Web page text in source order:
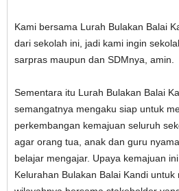
Kami bersama Lurah Bulakan Balai
dari sekolah ini, jadi kami ingin
sarpras maupun dan SDMnya, amin.
Sementara itu Lurah Bulakan Balai
semangatnya mengaku siap untuk
perkembangan kemajuan seluruh
agar orang tua, anak dan guru
belajar mengajar. Upaya kemajuan
Kelurahan Bulakan Balai Kandi